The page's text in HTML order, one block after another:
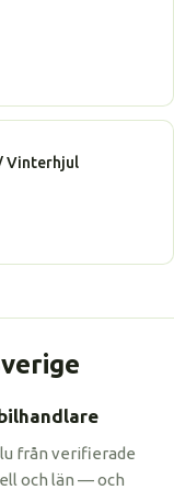
Vinterhjul
från verifierade
och län — och